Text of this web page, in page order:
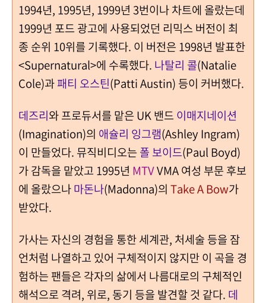
1994년, 1995년, 1999년 3번이나 차트에 올랐는데
1999년 포드 광고에 사용되었던 리믹스 버전이 최
종 순위 10위를 기록했다. 이 버전은 1998년 발표한
<Supernatural>에 수록했다. 나탈리 콜(Natalie
Cole)과패티 오스틴(Patti Austin) 등이 커버했다.
데즈리와 프로듀서를 맡은 UK 밴드이매지네이션
(Imagination)의 애슐리 잉그램(Ashley Ingram)
이 만들었다. 뮤직비디오는 폴 보이드(Paul Boyd)
가 감독을 맡았고 1995년 MTVVMA 여성 부문 후보
에 올랐으나마돈나(Madonna)의 Take A Bow가
받았다.
가사는 자신의 경험을 통한 세계관, 처세술 등을 잠
언처럼 나열하고 있어 구체적이지 않지만 이 곡을 경
험하는 팬들은 각자의 삶에서 나름대로의 구체적인
해석으로 격려, 위로, 동기 등을 발견할 것 같다. 데